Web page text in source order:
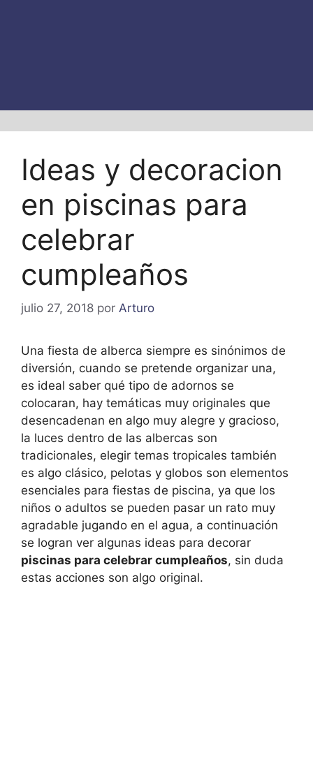
Ideas y decoracion
en piscinas para
celebrar
cumpleaños
julio 27, 2018 por Arturo
Una fiesta de alberca siempre es sinónimos de
diversión, cuando se pretende organizar una,
es ideal saber qué tipo de adornos se
colocaran, hay temáticas muy originales que
desencadenan en algo muy alegre y gracioso,
la luces dentro de las albercas son
tradicionales, elegir temas tropicales también
es algo clásico, pelotas y globos son elementos
esenciales para fiestas de piscina, ya que los
niños o adultos se pueden pasar un rato muy
agradable jugando en el agua, a continuación
se logran ver algunas ideas para decorar
piscinas para celebrar cumpleaños, sin duda
estas acciones son algo original.